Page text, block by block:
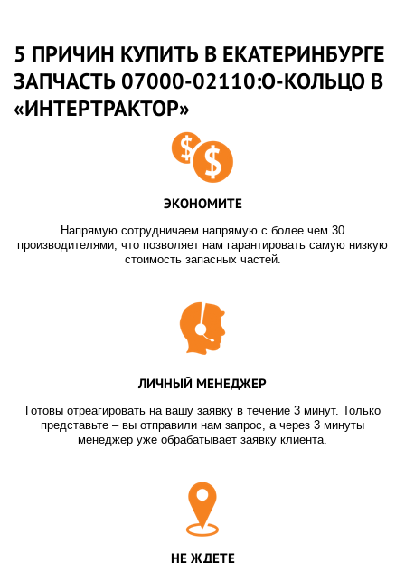
5 ПРИЧИН КУПИТЬ В ЕКАТЕРИНБУРГЕ
ЗАПЧАСТЬ 07000-02110:О-КОЛЬЦО В
«ИНТЕРТРАКТОР»
ЭКОНОМИТЕ
Напрямую сотрудничаем напрямую с более чем 30
производителями, что позволяет нам гарантировать самую низкую
стоимость запасных частей.
ЛИЧНЫЙ МЕНЕДЖЕР
Готовы отреагировать на вашу заявку в течение 3 минут. Только
представьте – вы отправили нам запрос, а через 3 минуты
менеджер уже обрабатывает заявку клиента.
НЕ ЖДЕТЕ